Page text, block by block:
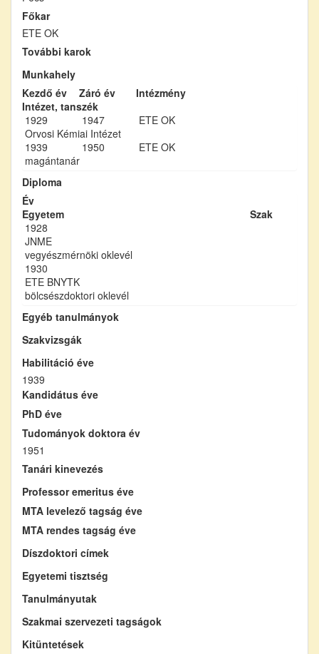
Főkar
ETE OK
További karok
Munkahely
Kezdő év
Záró év
Intézmény
Intézet, tanszék
1929
1947
ETE OK
Orvosi Kémiai Intézet
1939
1950
ETE OK
magántanár
Diploma
Év
Egyetem
Szak
1928
JNME
vegyészmérnöki oklevél
1930
ETE BNYTK
bölcsészdoktori oklevél
Egyéb tanulmányok
Szakvizsgák
Habilitáció éve
1939
Kandidátus éve
PhD éve
Tudományok doktora év
1951
Tanári kinevezés
Professor emeritus éve
MTA levelező tagság éve
MTA rendes tagság éve
Díszdoktori címek
Egyetemi tisztség
Tanulmányutak
Szakmai szervezeti tagságok
Kitüntetések